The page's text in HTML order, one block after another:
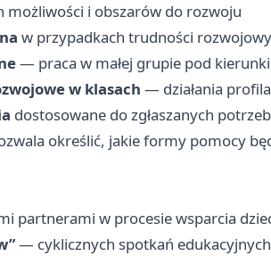
możliwości i obszarów do rozwoju
w przypadkach trudności
— praca w małej grupie pod
w klasach — działania
dostosowane do zgłaszanych potrzeb
określić, jakie formy pomocy
partnerami w procesie wsparcia
— cyklicznych spotkań edukacyjnych